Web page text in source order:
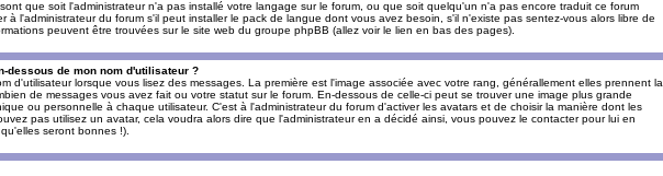
que soit l'administrateur n'a pas installé votre langage sur le forum, ou que soit quelqu'un n'a pas encore traduit ce forum
à l'administrateur du forum s'il peut installer le pack de langue dont vous avez besoin, s'il n'existe pas sentez-vous alors libre de
peuvent être trouvées sur le site web du groupe phpBB (allez voir le lien en bas des pages).
dessous de mon nom d'utilisateur ?
d'utilisateur lorsque vous lisez des messages. La première est l'image associée avec votre rang, générallement elles prennent la
de messages vous avez fait ou votre statut sur le forum. En-dessous de celle-ci peut se trouver une image plus grande
ou personnelle à chaque utilisateur. C'est à l'administrateur du forum d'activer les avatars et de choisir la manière dont les
pas utilisez un avatar, cela voudra alors dire que l'administrateur en a décidé ainsi, vous pouvez le contacter pour lui en
seront bonnes !).